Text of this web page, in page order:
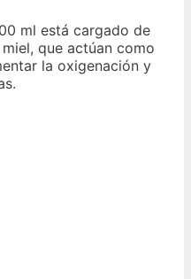
ml está cargado de
que actúan como
la oxigenación y